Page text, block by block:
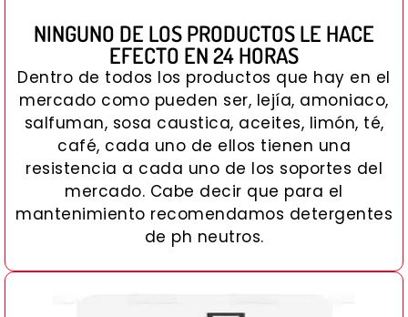
NINGUNO DE LOS PRODUCTOS LE HACE
EFECTO EN 24 HORAS
Dentro de todos los productos que hay en el
mercado como pueden ser, lejía, amoniaco,
salfuman, sosa caustica, aceites, limón, té,
café, cada uno de ellos tienen una
resistencia a cada uno de los soportes del
mercado. Cabe decir que para el
mantenimiento recomendamos detergentes
de ph neutros.